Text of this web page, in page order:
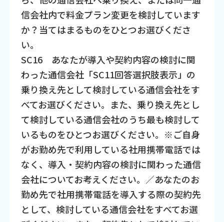
信会社内で料金プラン変更を検討しています
か？当てはまるものをひとつお選びくださ
い。
SC16 あなたが導入や契約内容の検討に関
わった通信会社「SC11回答選択肢表示」の
乗り換え先として検討している通信会社をす
べてお選びください。また、乗り換え先とし
て検討している通信会社のうち最も検討して
いるものをひとつお選びください。※ご自身
がお勤め先で利用している社用携帯電話では
なく、導入・契約内容の検討に関わった通信
会社についてお考えください。／あなたのお
勤め先で社用携帯電話を導入する際の契約先
として、検討している通信会社をすべてお選